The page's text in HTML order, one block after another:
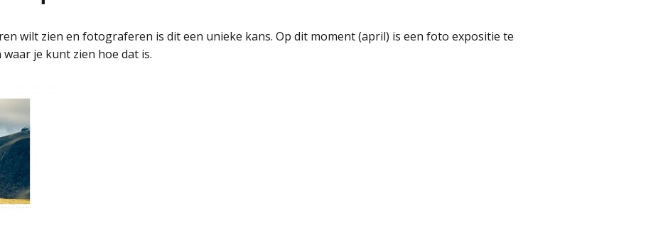
wilt zien en fotograferen is dit een unieke kans. Op dit moment (april) is een foto expositie te
je kunt zien hoe dat is.